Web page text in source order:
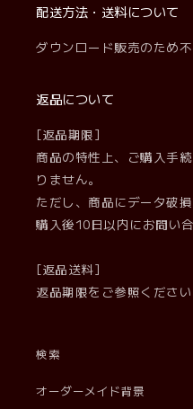
配送方法・送料について
ダウンロード販売のため不
返品について
[返品期限]
商品の特性上、ご購入手
りません。
ただし、商品にデータ破
購入後10日以内にお問い
[返品送料]
返品期限をご参照ください
検索
オーダーメイド背景